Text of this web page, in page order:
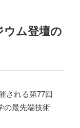
ウム登壇の
される第77回
の最先端技術